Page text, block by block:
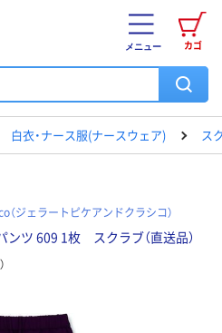
カゴ
メニュー
白衣・ナース服(ナースウェア) ス
（ジェラートピケアンドクラシコ）
ツ 609 1枚 スクラブ（直送品）
）